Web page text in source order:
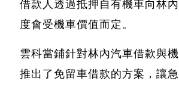
借款人透過抵押自有機車向林
度會受機車價值而定。
雲科當鋪針對林內汽車借款與
推出了免留車借款的方案 ，讓